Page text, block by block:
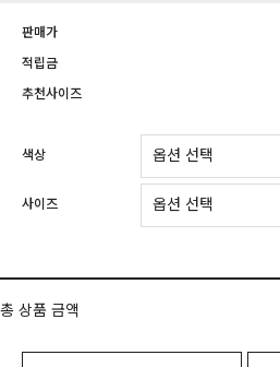
판매가
적립금
추천사이즈
색상
사이즈
총 상품 금액